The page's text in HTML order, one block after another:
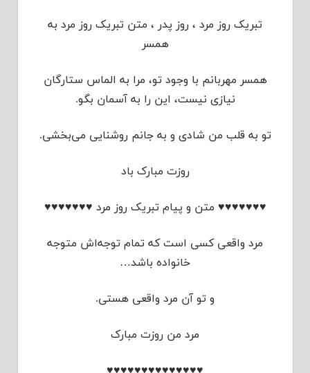
تبریک روز مرد ، روز پدر ، متن تبریک روز مرد به
همسر
همسر مهربانم با وجود تو، مرا به الماس ستارگان
نیازی نیست، این را به آسمان بگو.
تو به قلب من شادی و به جانم روشنایی می‌بخشی.
روزت مبارک باد
♥♥♥♥♥♥♥ متن و پیام تبریک روز مرد ♥♥♥♥♥♥♥
مرد واقعی کسی است که تمام توجه‌اش متوجه
خانواده باشد…
و تو آن مرد واقعی هستی.
مرد من روزت مبارک